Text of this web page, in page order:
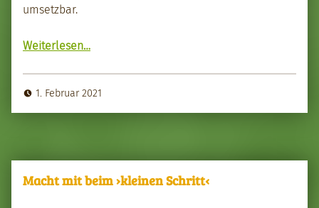
umset­zbar.
Weit­er­lesen“Nach­haltig Wege von Schnee und Eis befreien”
…
1. Februar 2021
Macht mit beim ›kleinen Schritt‹